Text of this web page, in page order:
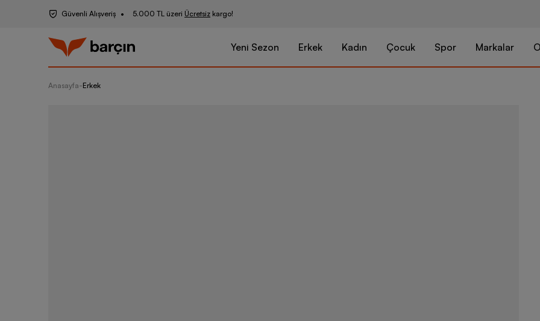
Güvenli Alışveriş 5.000 TL üzeri Ücretsiz kargo!
Yeni Sezon Erkek Kadın Çocuk Spor Markalar
Anasayfa-Erkek
Skechers